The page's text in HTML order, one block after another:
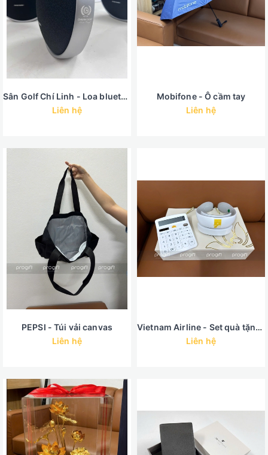
Sân Golf Chí Linh - Loa bluetooth
Liên hệ
Mobifone - Ô cầm tay
Liên hệ
PEPSI - Túi vải canvas
Liên hệ
Vietnam Airline - Set quà tặng nhân viên
Liên hệ